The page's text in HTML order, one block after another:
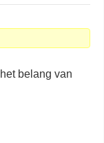
belang van